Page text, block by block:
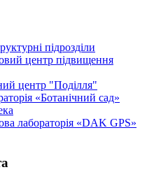
підрозділи
центр підвищення
центр "Поділля"
«Ботанічний сад»
лабораторія «DAK GPS»